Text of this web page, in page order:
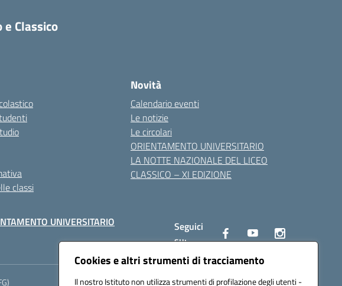
Cookies e altri strumenti di tracciamento
Il nostro Istituto non utilizza strumenti di profilazione degli utenti -
Classico
classi
Novità
Calendario eventi
Le notizie
Le circolari
ORIENTAMENTO UNIVERSITARIO
LA NOTTE NAZIONALE DEL LICEO
CLASSICO – XI EDIZIONE
UNIVERSITARIO
Seguici
su: